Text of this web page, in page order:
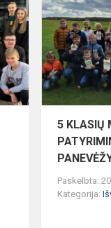
į
Varšuvą
5 KLASIŲ
Paskelbta:
Kategorija: